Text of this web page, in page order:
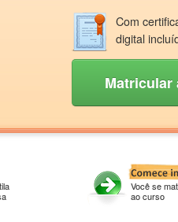
Com
digital
Matricular
Você se
ao curso